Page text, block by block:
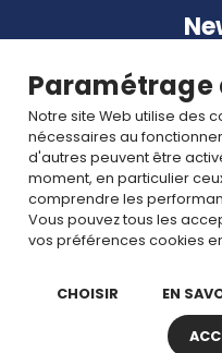
Abonnez-vous à nos
Paramétrage
Notre site Web utilise des
nécessaires au
d'autres peuvent être
moment, en particulier
comprendre les
Vous pouvez tous les
vos préférences cookies
CHOISIR EN